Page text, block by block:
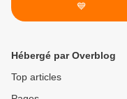
💙
Hébergé par Overblog
Top articles